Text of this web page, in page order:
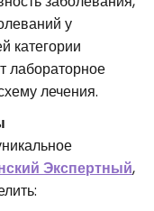
у
категории
лабораторное
лечения.
Экспертный,